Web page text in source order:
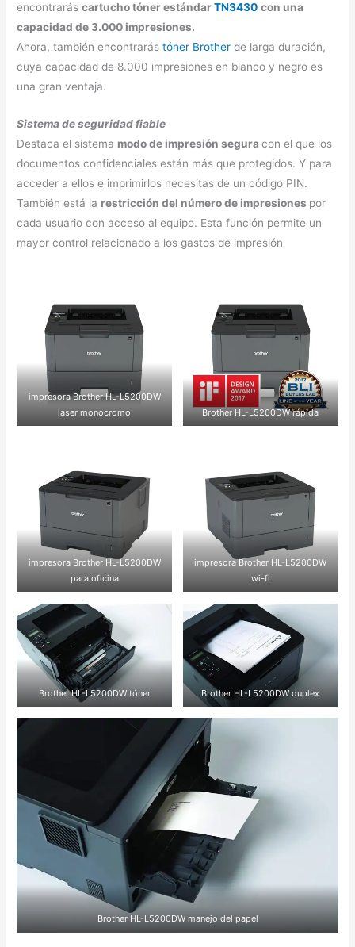
encontraráscartucho tóner estándarTN3430 con una
capacidad de 3.000 impresiones.
Ahora, también encontrarástóner Brother de larga duración,
cuya capacidad de 8.000 impresiones en blanco y negro es
una gran ventaja.
Sistema de seguridad fiable
Destaca el sistema modo de impresión seguracon el que los
documentos confidenciales están más que protegidos. Y para
acceder a ellos e imprimirlos necesitas de un código PIN.
También está la restricción del número de impresiones por
cada usuario con acceso al equipo. Esta función permite un
mayor control relacionado a los gastos de impresión
impresora Brother HL-L5200DW
laser monocromo
Brother HL-L5200DW rápida
impresora Brother HL-L5200DW
para oficina
impresora Brother HL-L5200DW
wi-fi
Brother HL-L5200DW tóner Brother HL-L5200DW duplex
Brother HL-L5200DW manejo del papel